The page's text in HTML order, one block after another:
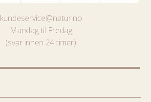
kundeservice@natur.no
Mandag til Fredag
(svar innen 24 timer)